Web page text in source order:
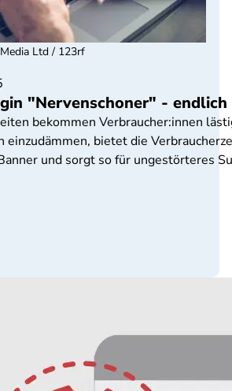
"Nervenschoner" -
bekommen Verbraucher:innen
einzudämmen, bietet die
und sorgt so für ungestörteres
Ltd / 123rf